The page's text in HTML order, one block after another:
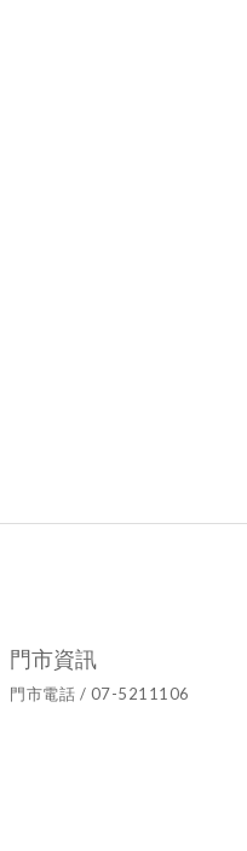
門市資訊
門市電話 / 07-5211106